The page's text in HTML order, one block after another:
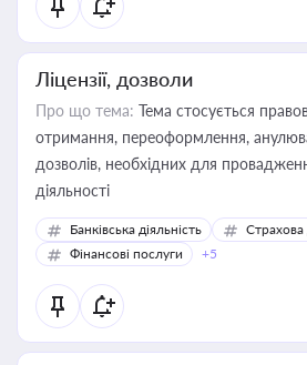
Ліцензії, дозволи
Про що тема: Тема стосується
отримання, переоформлення,
дозволів, необхідних для
діяльності
Банківська діяльність
Страхова
Фінансові послуги
+5